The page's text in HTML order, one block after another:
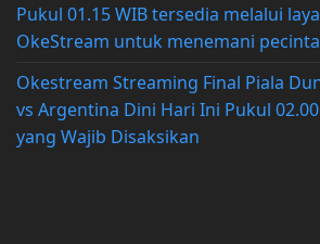
Pukul 01.15 WIB tersedia melalui
OkeStream untuk menemani
Okestream Streaming Final Piala
vs Argentina Dini Hari Ini Pukul
yang Wajib Disaksikan